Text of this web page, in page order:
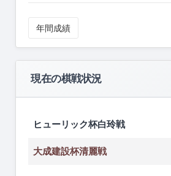
年間成績
現在の棋戦状況
ヒューリック杯白玲戦
大成建設杯清麗戦